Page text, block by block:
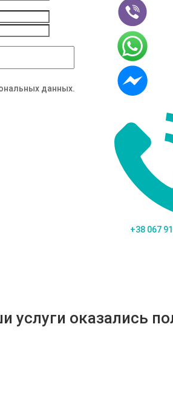
данных.
+38 067
услуги оказались